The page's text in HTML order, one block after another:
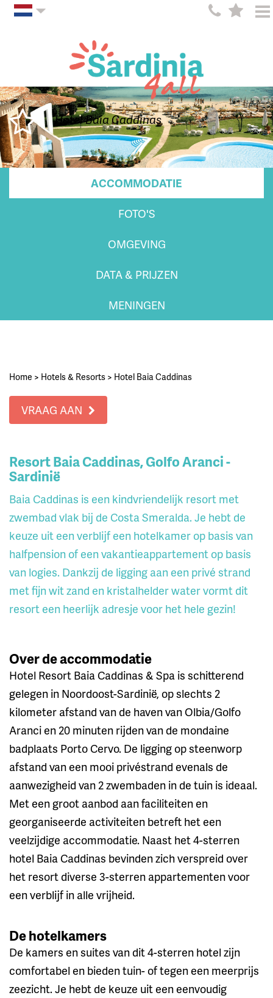
Hotel Baia Caddinas
ACCOMMODATIE
FOTO'S
OMGEVING
DATA & PRIJZEN
MENINGEN
Home > Hotels & Resorts > Hotel Baia Caddinas
VRAAG AAN
Resort Baia Caddinas, Golfo Aranci -
Sardinië
Baia Caddinas is een kindvriendelijk resort met
zwembad vlak bij de Costa Smeralda. Je hebt de
keuze uit een verblijf een hotelkamer op basis van
halfpension of een vakantieappartement op basis
van logies. Dankzij de ligging aan een privé strand
met fijn wit zand en kristalhelder water vormt dit
resort een heerlijk adresje voor het hele gezin!
Over de accommodatie
Hotel Resort Baia Caddinas & Spa is schitterend
gelegen in Noordoost-Sardinië, op slechts 2
kilometer afstand van de haven van Olbia/Golfo
Aranci en 20 minuten rijden van de mondaine
badplaats Porto Cervo. De ligging op steenworp
afstand van een mooi privéstrand evenals de
aanwezigheid van 2 zwembaden in de tuin is ideaal.
Met een groot aanbod aan faciliteiten en
georganiseerde activiteiten betreft het een
veelzijdige accommodatie. Naast het 4-sterren
hotel Baia Caddinas bevinden zich verspreid over
het resort diverse 3-sterren appartementen voor
een verblijf in alle vrijheid.
De hotelkamers
De kamers en suites van dit 4-sterren hotel zijn
comfortabel en bieden tuin- of tegen een meerprijs
zeezicht. Je hebt de keuze uit een eenvoudig